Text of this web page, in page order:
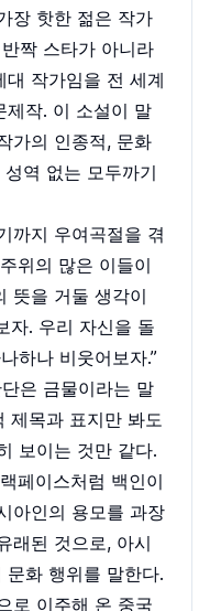
장 핫한 젊은 작가
짝 스타가 아니라
작가임을 전 세계
제작. 이 소설이 말
가의 인종적, 문화
역 없는 모두까기
까지 우여곡절을 겪
위의 많은 이들이
뜻을 거둘 생각이
자. 우리 자신을 돌
하나 비웃어보자.”
은 금물이라는 말
제목과 표지만 봐도
보이는 것만 같다.
페이스처럼 백인이
아인의 용모를 과장
래된 것으로, 아시
화 행위를 말한다.
로 이주해 온 중국